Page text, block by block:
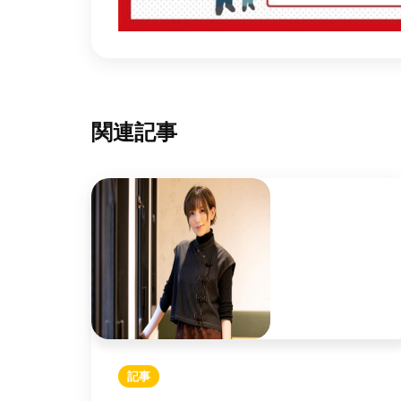
関連記事
記事